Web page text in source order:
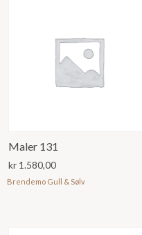
Maler 131
kr 1.580,00
Brendemo Gull & Sølv